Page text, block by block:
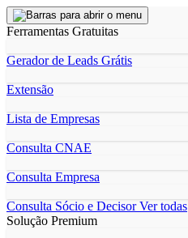
Ferramentas Gratuitas
Gerador de Leads Grátis
Extensão
Lista de Empresas
Consulta CNAE
Consulta Empresa
Consulta Sócio e DecisorVer todas
Solução Premium